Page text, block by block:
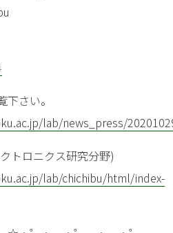
さい。
lab/news_press/
トロニクス研究分野)
lab/chichibu/html/index-